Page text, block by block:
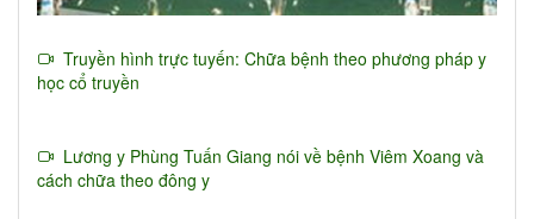
Truyền hình trực tuyến: Chữa bệnh theo phương pháp y
học cổ truyền
Lương y Phùng Tuấn Giang nói về bệnh Viêm Xoang và
cách chữa theo đông y